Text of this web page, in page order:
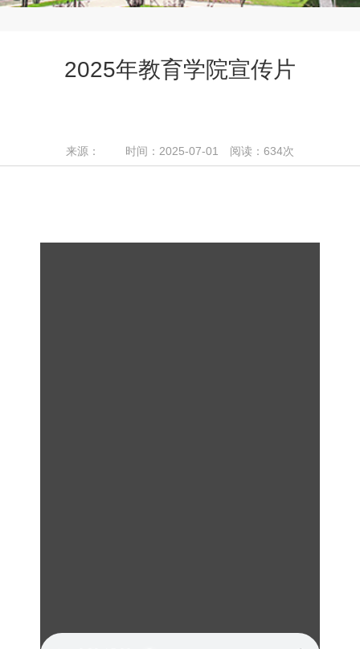
2025年教育学院宣传片
来源： 时间：2025-07-01 阅读： 634次